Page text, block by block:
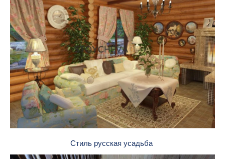
Стиль русская усадьба